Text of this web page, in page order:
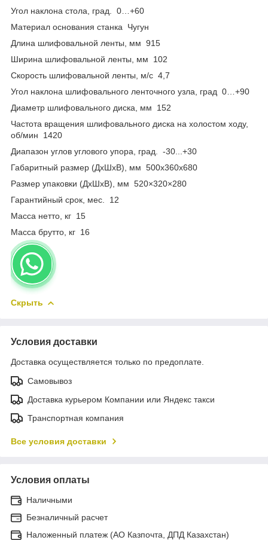
Угол наклона стола, град. 0…+60
Материал основания станка Чугун
Длина шлифовальной ленты, мм 915
Ширина шлифовальной ленты, мм 102
Скорость шлифовальной ленты, м/с 4,7
Угол наклона шлифовального ленточного узла, град 0…+90
Диаметр шлифовального диска, мм 152
Частота вращения шлифовального диска на холостом ходу,
об/мин 1420
Диапазон углов углового упора, град. -30...+30
Габаритный размер (ДхШхВ), мм 500х360х680
Размер упаковки (ДхШхВ), мм 520×320×280
Гарантийный срок, мес. 12
Масса нетто, кг 15
Масса брутто, кг 16
Скрыть
Условия доставки
Доставка осуществляется только по предоплате.
Самовывоз
Доставка курьером Компании или Яндекс такси
Транспортная компания
Все условия доставки
Условия оплаты
Наличными
Безналичный расчет
Наложенный платеж (АО Казпочта, ДПД Казахстан)